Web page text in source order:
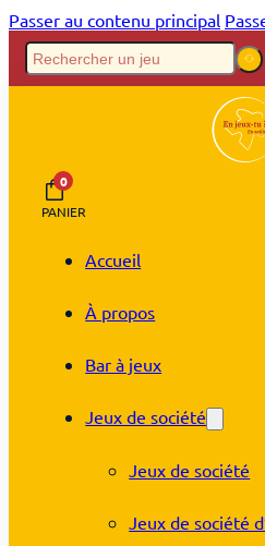
Passer au contenu principal
0
PANIER
Accueil
À propos
Bar à jeux
Jeux de société
Jeux de société
Jeux de société